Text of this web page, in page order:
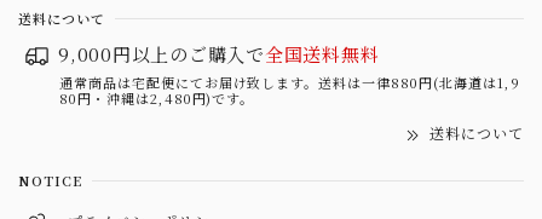
送料について
9,000円以上のご購入で全国送料無料
通常商品は宅配便にてお届け致します。送料は一律880円(北海道は1,9
80円・沖縄は2,480円)です。
送料について
NOTICE